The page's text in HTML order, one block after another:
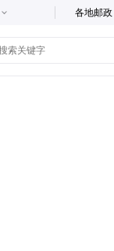
各地邮政